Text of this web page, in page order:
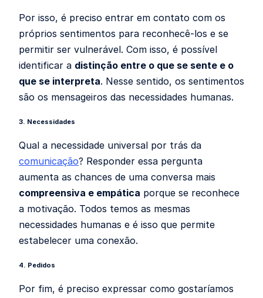
Por isso, é preciso entrar em contato com os
próprios sentimentos para reconhecê-los e se
permitir ser vulnerável. Com isso, é possível
identificar a distinção entre o que se sente e o
que se interpreta. Nesse sentido, os sentimentos
são os mensageiros das necessidades humanas.
3. Necessidades
Qual a necessidade universal por trás da
comunicação? Responder essa pergunta
aumenta as chances de uma conversa mais
compreensiva e empática porque se reconhece
a motivação. Todos temos as mesmas
necessidades humanas e é isso que permite
estabelecer uma conexão.
4. Pedidos
Por fim, é preciso expressar como gostaríamos